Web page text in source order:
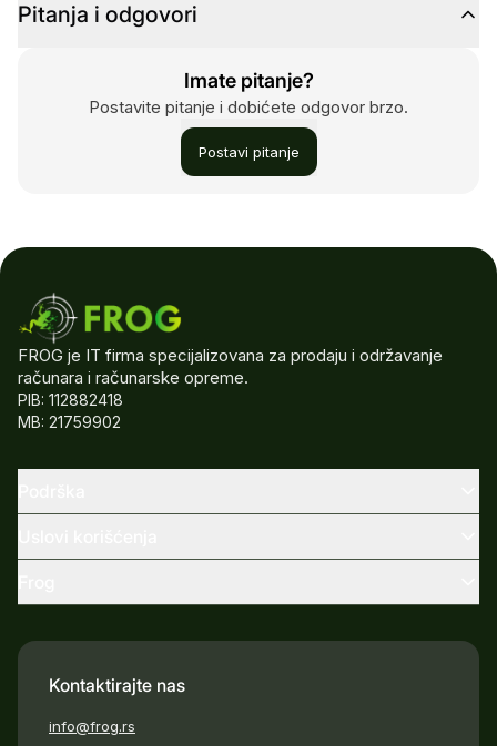
Pitanja i odgovori
Imate pitanje?
Postavite pitanje i dobićete odgovor brzo.
Postavi pitanje
FROG je IT firma specijalizovana za prodaju i održavanje
računara i računarske opreme.
PIB: 112882418
MB: 21759902
Kontaktirajte nas
info@frog.rs